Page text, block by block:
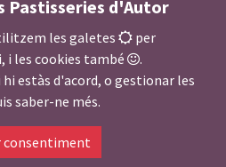
a la Cistella
Pastisseries d'Autor
les galetes
per
i les cookies també
.
estàs d'acord, o gestionar les
saber-ne més.
consentiment